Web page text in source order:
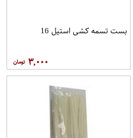
بست تسمه کشی استیل 16
۳,۰۰۰